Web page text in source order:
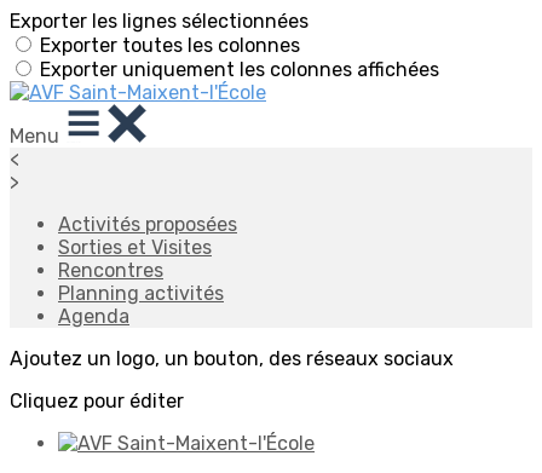
Exporter les lignes sélectionnées
Exporter toutes les colonnes
Exporter uniquement les colonnes affichées
Menu
<
>
Activités proposées
Sorties et Visites
Rencontres
Planning activités
Agenda
Ajoutez un logo, un bouton, des réseaux sociaux
Cliquez pour éditer